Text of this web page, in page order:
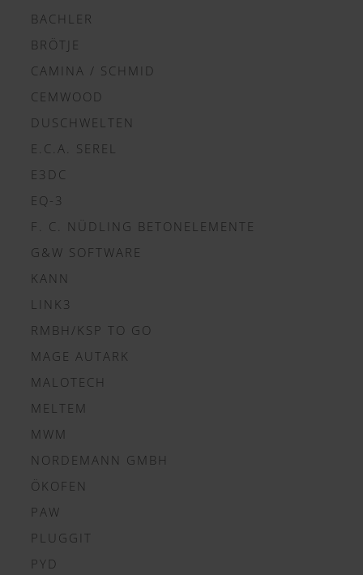
BACHLER
BRÖTJE
CAMINA / SCHMID
CEMWOOD
DUSCHWELTEN
E.C.A. SEREL
E3DC
EQ-3
F. C. NÜDLING BETONELEMENTE
G&W SOFTWARE
KANN
LINK3
RMBH/KSP TO GO
MAGE AUTARK
MALOTECH
MELTEM
MWM
NORDEMANN GMBH
ÖKOFEN
PAW
PLUGGIT
PYD